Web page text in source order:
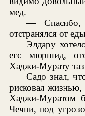
мед.
—
отстранялся от
Элдару
его мюршид,
Хаджи-Мурату
Садо знал,
рисковал
Хаджи-Муратом
Чечни, под